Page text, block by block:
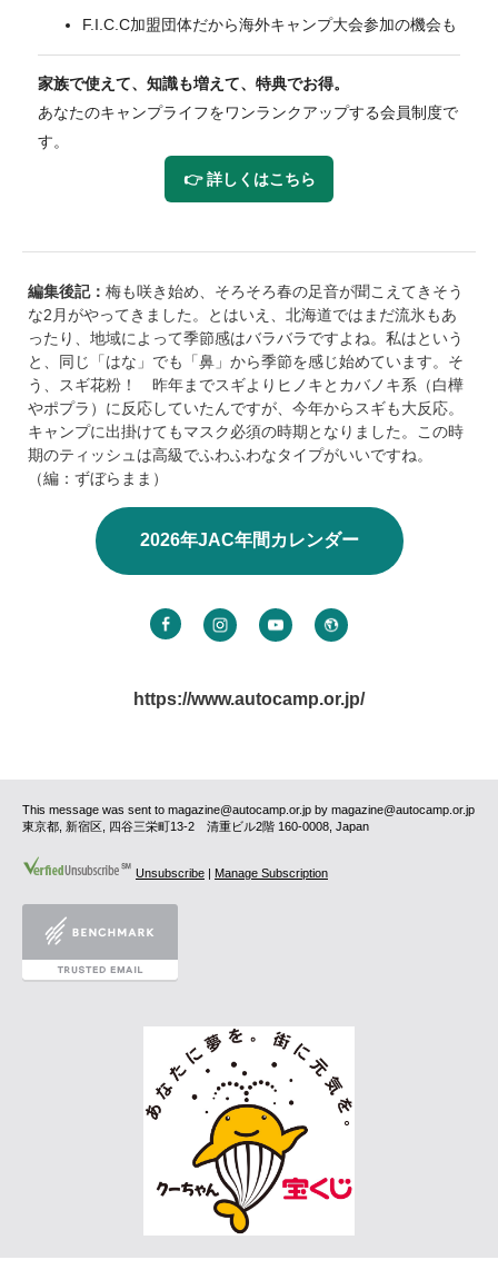
F.I.C.C加盟団体だから海外キャンプ大会参加の機会も
家族で使えて、知識も増えて、特典でお得。
あなたのキャンプライフをワンランクアップする会員制度で
す。
👉 詳しくはこちら
編集後記： 梅も咲き始め、そろそろ春の足音が聞こえてきそう
な2月がやってきました。とはいえ、北海道ではまだ流氷もあ
ったり、地域によって季節感はバラバラですよね。私はという
と、同じ「はな」でも「鼻」から季節を感じ始めています。そ
う、スギ花粉！ 昨年までスギよりヒノキとカバノキ系（白樺
やポプラ）に反応していたんですが、今年からスギも大反応。
キャンプに出掛けてもマスク必須の時期となりました。この時
期のティッシュは高級でふわふわなタイプがいいですね。
（編：ずぼらまま）
2026年JAC年間カレンダー
https://www.autocamp.or.jp/
This message was sent to magazine@autocamp.or.jp by magazine@autocamp.or.jp
東京都, 新宿区, 四谷三栄町13-2 清重ビル2階 160-0008, Japan
Unsubscribe | Manage Subscription